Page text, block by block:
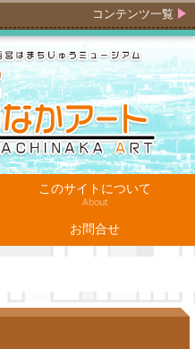
コンテンツ一覧
このサイトについて
About
お問合せ